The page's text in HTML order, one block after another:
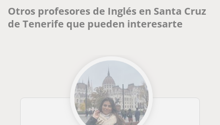
Otros profesores de Inglés en Santa Cruz
de Tenerife que pueden interesarte